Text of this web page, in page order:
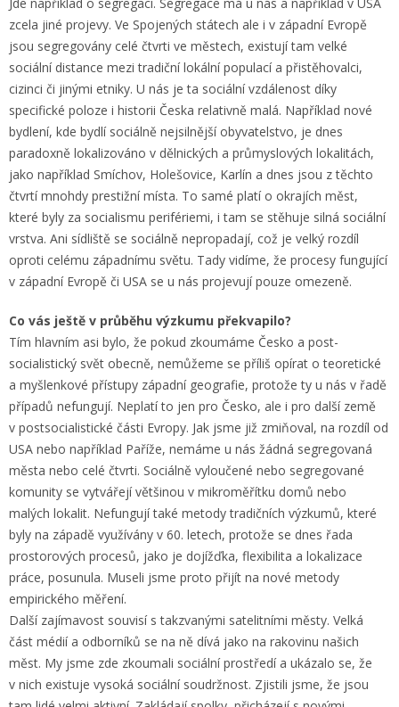
Jde například o segregaci. Segregace má u nás a například v USA
zcela jiné projevy. Ve Spojených státech ale i v západní Evropě
jsou segregovány celé čtvrti ve městech, existují tam velké
sociální distance mezi tradiční lokální populací a přistěhovalci,
cizinci či jinými etniky. U nás je ta sociální vzdálenost díky
specifické poloze i historii Česka relativně malá. Například nové
bydlení, kde bydlí sociálně nejsilnější obyvatelstvo, je dnes
paradoxně lokalizováno v dělnických a průmyslových lokalitách,
jako například Smíchov, Holešovice, Karlín a dnes jsou z těchto
čtvrtí mnohdy prestižní místa. To samé platí o okrajích měst,
které byly za socialismu perifériemi, i tam se stěhuje silná sociální
vrstva. Ani sídliště se sociálně nepropadají, což je velký rozdíl
oproti celému západnímu světu. Tady vidíme, že procesy fungující
v západní Evropě či USA se u nás projevují pouze omezeně.
Co vás ještě v průběhu výzkumu překvapilo?
Tím hlavním asi bylo, že pokud zkoumáme Česko a post-
socialistický svět obecně, nemůžeme se příliš opírat o teoretické
a myšlenkové přístupy západní geografie, protože ty u nás v řadě
případů nefungují. Neplatí to jen pro Česko, ale i pro další země
v postsocialistické části Evropy. Jak jsme již zmiňoval, na rozdíl od
USA nebo například Paříže, nemáme u nás žádná segregovaná
města nebo celé čtvrti. Sociálně vyloučené nebo segregované
komunity se vytvářejí většinou v mikroměřítku domů nebo
malých lokalit. Nefungují také metody tradičních výzkumů, které
byly na západě využívány v 60. letech, protože se dnes řada
prostorových procesů, jako je dojížďka, flexibilita a lokalizace
práce, posunula. Museli jsme proto přijít na nové metody
empirického měření.
Další zajímavost souvisí s takzvanými satelitními městy. Velká
část médií a odborníků se na ně dívá jako na rakovinu našich
měst. My jsme zde zkoumali sociální prostředí a ukázalo se, že
v nich existuje vysoká sociální soudržnost. Zjistili jsme, že jsou